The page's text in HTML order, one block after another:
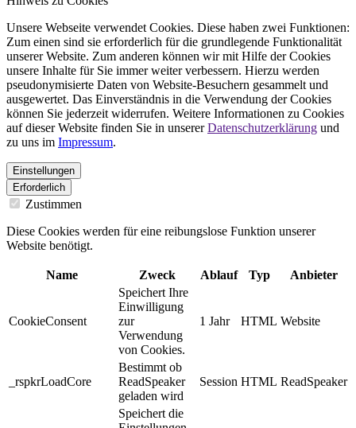
Unsere Webseite verwendet Cookies. Diese haben zwei Funktionen:
Zum einen sind sie erforderlich für die grundlegende Funktionalität
unserer Website. Zum anderen können wir mit Hilfe der Cookies
unsere Inhalte für Sie immer weiter verbessern. Hierzu werden
pseudonymisierte Daten von Website-Besuchern gesammelt und
ausgewertet. Das Einverständnis in die Verwendung der Cookies
können Sie jederzeit widerrufen. Weitere Informationen zu Cookies
auf dieser Website finden Sie in unsererDatenschutzerklärung und
zu uns im Impressum.
Einstellungen
Erforderlich
Zustimmen
Diese Cookies werden für eine reibungslose Funktion unserer
Website benötigt.
Name Zweck Ablauf Typ Anbieter
CookieConsent
Speichert Ihre
Einwilligung
zur
Verwendung
von Cookies.
1 Jahr HTML Website
_rspkrLoadCore
Bestimmt ob
ReadSpeaker
geladen wird
Session HTML ReadSpeaker
Speichert die